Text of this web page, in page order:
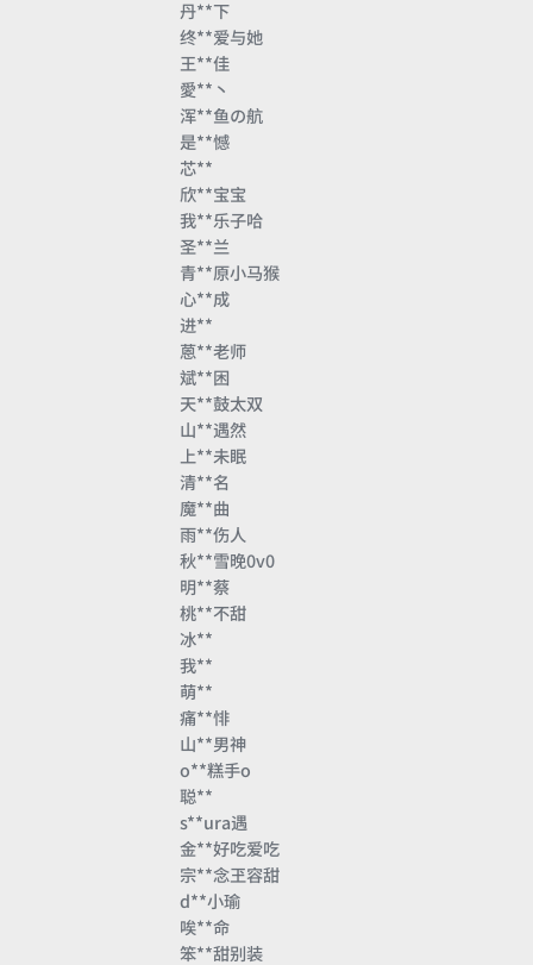
丹**下
终**爱与她
王**佳
愛**丶
浑**鱼の航
是**憾
芯**
欣**宝宝
我**乐子哈
圣**兰
青**原小马猴
心**成
进**
蒽**老师
斌**困
天**鼓太双
山**遇然
上**未眠
清**名
魔**曲
雨**伤人
秋**雪晚0v0
明**蔡
桃**不甜
冰**
我**
萌**
痛**悱
山**男神
o**糕手o
聪**
s**ura遇
金**好吃爱吃
宗**念玊容甜
d**小瑜
唉**命
笨**甜别装